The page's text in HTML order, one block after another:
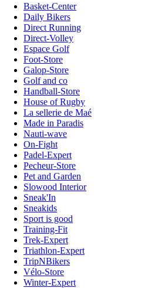
Basket-Center
Daily Bikers
Direct Running
Direct-Volley
Espace Golf
Foot-Store
Galop-Store
Golf and co
Handball-Store
House of Rugby
La sellerie de Maé
Made in Paradis
Nauti-wave
On-Fight
Padel-Expert
Pecheur-Store
Pet and Garden
Slowood Interior
Sneak'In
Sneakids
Sport is good
Training-Fit
Trek-Expert
Triathlon-Expert
TripNBikers
Vélo-Store
Winter-Expert